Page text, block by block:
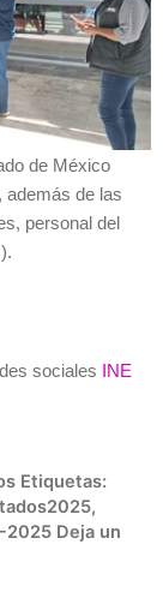
de México
además de las
personal del
sociales
INE
Etiquetas:
,
2025 Deja un